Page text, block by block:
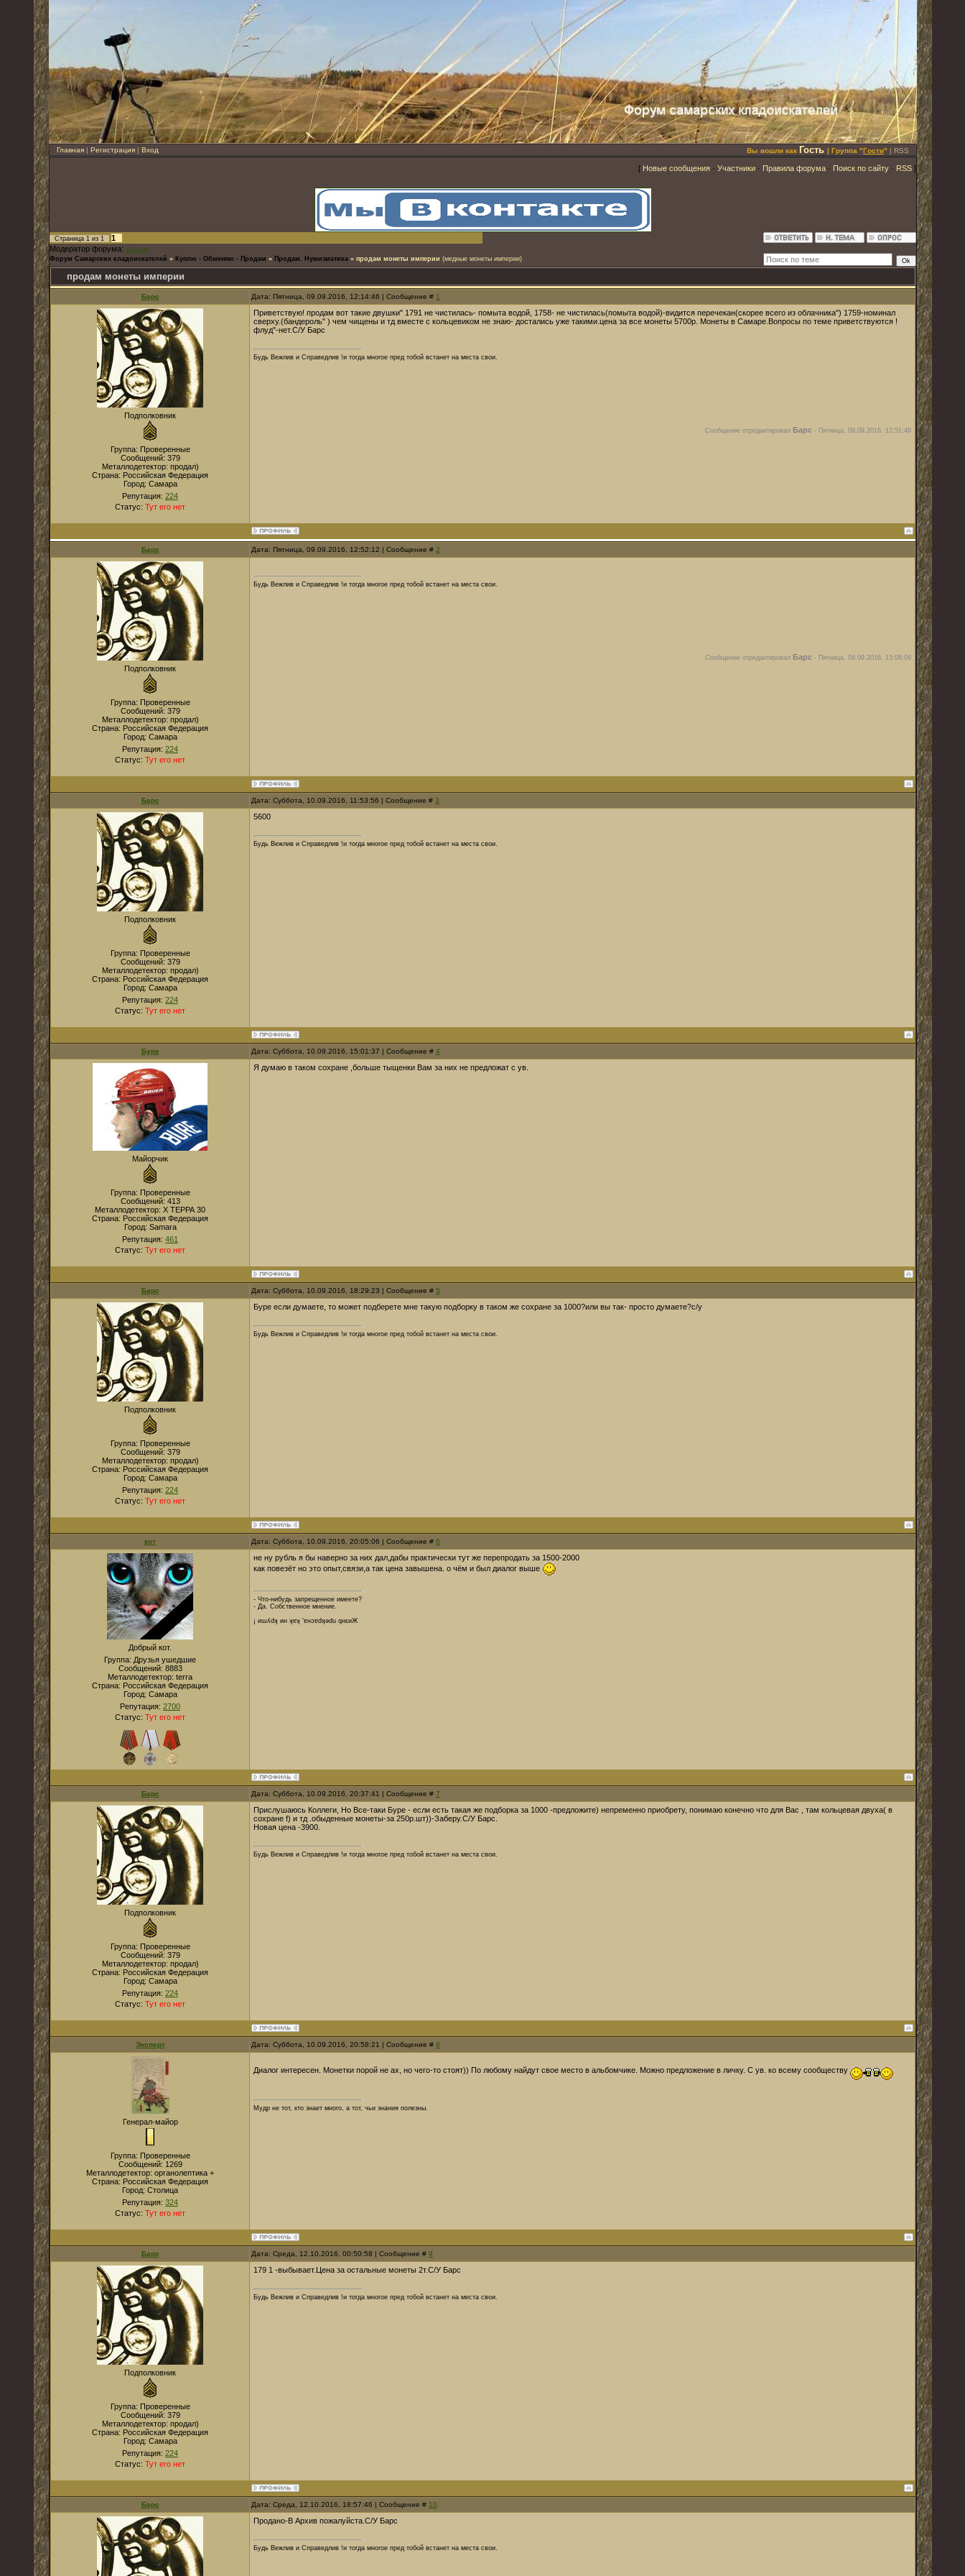
Главная | Регистрация | Вход Вы вошли как Гость | Группа "Гости" | RSS
[ Новые сообщения · Участники · Правила форума · Поиск по сайту · RSS ]
Страница 1 из 1
1
Модератор форума: skvorec
Форум Самарских кладоискателей » Куплю - Обменяю - Продам » Продам. Нумизматика » продам монеты империи (медные монеты империи)
продам монеты империи
Барс Дата: Пятница, 09.09.2016, 12:14:46 | Сообщение # 1
Подполковник
Группа: Проверенные
Сообщений: 379
Металлодетектор: продал)
Страна: Российская Федерация
Город: Самара
Репутация: 224
Статус: Тут его нет
Приветствую! продам вот такие двушки" 1791 не чистилась- помыта водой, 1758- не чистилась(помыта водой)-видится перечекан(скорее всего из облачника") 1759-номинал
сверху.(бандероль" ) чем чищены и тд вместе с кольцевиком не знаю- достались уже такими.цена за все монеты 5700р. Монеты в Самаре.Вопросы по теме приветствуются !
флуд"-нет.С/У Барс
Будь Вежлив и Справедлив !и тогда многое пред тобой встанет на места свои.
Сообщение отредактировал Барс - Пятница, 09.09.2016, 12:51:48
Барс Дата: Пятница, 09.09.2016, 12:52:12 | Сообщение # 2
Подполковник
Группа: Проверенные
Сообщений: 379
Металлодетектор: продал)
Страна: Российская Федерация
Город: Самара
Репутация: 224
Статус: Тут его нет
Будь Вежлив и Справедлив !и тогда многое пред тобой встанет на места свои.
Сообщение отредактировал Барс - Пятница, 09.09.2016, 13:08:09
Барс Дата: Суббота, 10.09.2016, 11:53:56 | Сообщение # 3
Подполковник
Группа: Проверенные
Сообщений: 379
Металлодетектор: продал)
Страна: Российская Федерация
Город: Самара
Репутация: 224
Статус: Тут его нет
5600
Будь Вежлив и Справедлив !и тогда многое пред тобой встанет на места свои.
Буре Дата: Суббота, 10.09.2016, 15:01:37 | Сообщение # 4
Майорчик
Группа: Проверенные
Сообщений: 413
Металлодетектор: Х ТЕРРА 30
Страна: Российская Федерация
Город: Samara
Репутация: 461
Статус: Тут его нет
Я думаю в таком сохране ,больше тыщенки Вам за них не предложат с ув.
Барс Дата: Суббота, 10.09.2016, 18:29:23 | Сообщение # 5
Подполковник
Группа: Проверенные
Сообщений: 379
Металлодетектор: продал)
Страна: Российская Федерация
Город: Самара
Репутация: 224
Статус: Тут его нет
Буре если думаете, то может подберете мне такую подборку в таком же сохране за 1000?или вы так- просто думаете?с/у
Будь Вежлив и Справедлив !и тогда многое пред тобой встанет на места свои.
кот Дата: Суббота, 10.09.2016, 20:05:06 | Сообщение # 6
Добрый кот.
Группа: Друзья ушедшие
Сообщений: 8883
Металлодетектор: terra
Страна: Российская Федерация
Город: Cамара
Репутация: 2700
Статус: Тут его нет
не ну рубль я бы наверно за них дал,дабы практически тут же перепродать за 1500-2000
как повезёт но это опыт,связи,а так цена завышена. о чём и был диалог выше
- Что-нибудь запрещенное имеете?
- Да. Собственное мнение.
¡ иɯʎdʞ ин ʞɐʞ 'ɐнɔɐdʞǝdu qнεиЖ
Барс Дата: Суббота, 10.09.2016, 20:37:41 | Сообщение # 7
Подполковник
Группа: Проверенные
Сообщений: 379
Металлодетектор: продал)
Страна: Российская Федерация
Город: Самара
Репутация: 224
Статус: Тут его нет
Прислушаюсь Коллеги, Но Все-таки Буре - если есть такая же подборка за 1000 -предложите) непременно приобрету, понимаю конечно что для Вас , там кольцевая двуха( в
сохране f) и тд .обыденные монеты-за 250р.шт))-Заберу.С/У Барс.
Новая цена -3900.
Будь Вежлив и Справедлив !и тогда многое пред тобой встанет на места свои.
Эксперт Дата: Суббота, 10.09.2016, 20:58:21 | Сообщение # 8
Генерал-майор
Группа: Проверенные
Сообщений: 1269
Металлодетектор: органолептика +
Страна: Российская Федерация
Город: Столица
Репутация: 324
Статус: Тут его нет
Диалог интересен. Монетки порой не ах, но чего-то стоят)) По любому найдут свое место в альбомчике. Можно предложение в личку. С ув. ко всему сообществу
Мудр не тот, кто знает много, а тот, чьи знания полезны.
Барс Дата: Среда, 12.10.2016, 00:50:58 | Сообщение # 9
Подполковник
Группа: Проверенные
Сообщений: 379
Металлодетектор: продал)
Страна: Российская Федерация
Город: Самара
Репутация: 224
Статус: Тут его нет
179 1 -выбывает.Цена за остальные монеты 2т.С/У Барс
Будь Вежлив и Справедлив !и тогда многое пред тобой встанет на места свои.
Барс Дата: Среда, 12.10.2016, 18:57:46 | Сообщение # 10
Продано-В Архив пожалуйста.С/У Барс
Будь Вежлив и Справедлив !и тогда многое пред тобой встанет на места свои.